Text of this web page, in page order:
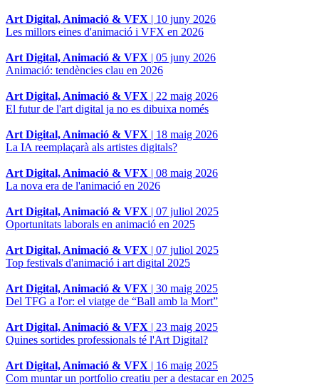
Art Digital, Animació & VFX | 10 juny 2026
Les millors eines d'animació i VFX en 2026
Art Digital, Animació & VFX | 05 juny 2026
Animació: tendències clau en 2026
Art Digital, Animació & VFX | 22 maig 2026
El futur de l'art digital ja no es dibuixa només
Art Digital, Animació & VFX | 18 maig 2026
La IA reemplaçarà als artistes digitals?
Art Digital, Animació & VFX | 08 maig 2026
La nova era de l'animació en 2026
Art Digital, Animació & VFX | 07 juliol 2025
Oportunitats laborals en animació en 2025
Art Digital, Animació & VFX | 07 juliol 2025
Top festivals d'animació i art digital 2025
Art Digital, Animació & VFX | 30 maig 2025
Del TFG a l'or: el viatge de “Ball amb la Mort”
Art Digital, Animació & VFX | 23 maig 2025
Quines sortides professionals té l'Art Digital?
Art Digital, Animació & VFX | 16 maig 2025
Com muntar un portfolio creatiu per a destacar en 2025